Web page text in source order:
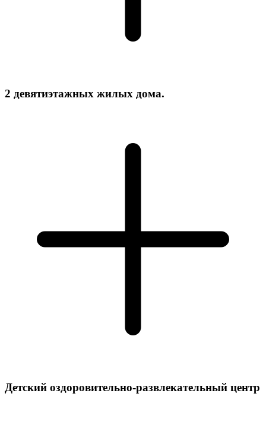
2 девятиэтажных жилых дома.
Детский оздоровительно-развлекательный центр